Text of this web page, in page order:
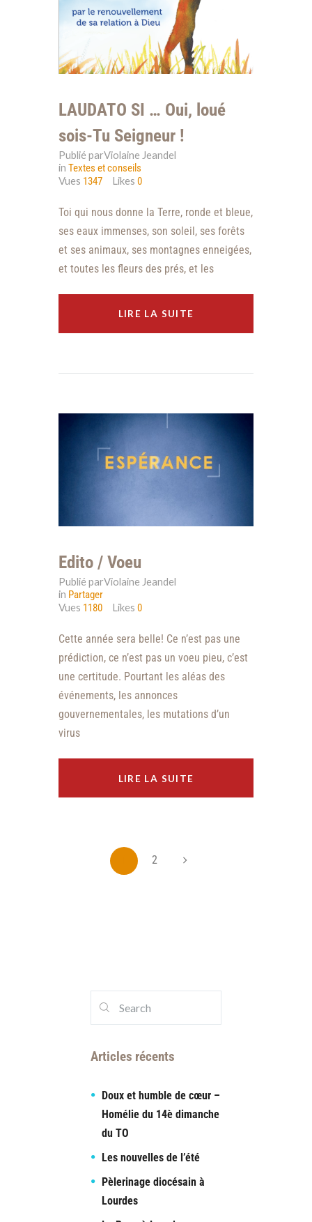
LAUDATO SI … Oui, loué
sois-Tu Seigneur !
Publié parViolaine Jeandel
in Textes et conseils
Vues 1347 Likes0
Toi qui nous donne la Terre, ronde et bleue,
ses eaux immenses, son soleil, ses forêts
et ses animaux, ses montagnes enneigées,
et toutes les fleurs des prés, et les
LIRE LA SUITE
Edito / Voeu
Publié parViolaine Jeandel
in Partager
Vues 1180 Likes0
Cette année sera belle! Ce n’est pas une
prédiction, ce n’est pas un voeu pieu, c’est
une certitude. Pourtant les aléas des
événements, les annonces
gouvernementales, les mutations d’un
virus
LIRE LA SUITE
2
Articles récents
Doux et humble de cœur –
Homélie du 14è dimanche
du TO
Les nouvelles de l’été
Pèlerinage diocésain à
Lourdes